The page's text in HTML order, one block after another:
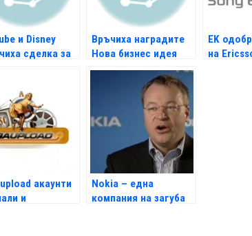
и Disney
сделка за
Връчиха наградите
Нова бизнес идея
EK
на
акаунти
и
Nokia – една
компания на загуба